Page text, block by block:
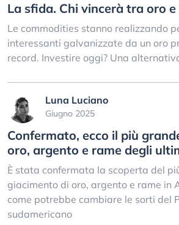
La sfida. Chi vincerà tra oro
Le commodities stanno realizzando
interessanti galvanizzate da un oro
record. Investire oggi? Una
Luna Luciano
Giugno 2025
Confermato, ecco il più
oro, argento e rame degli
È stata confermata la scoperta del
giacimento di oro, argento e rame in
come potrebbe cambiare le sorti del
sudamericano